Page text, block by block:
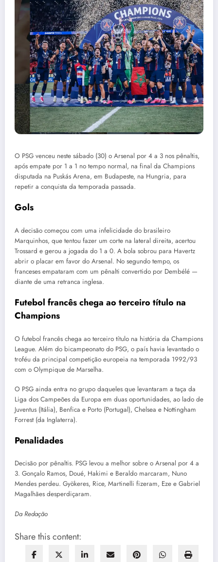
O PSG venceu neste sábado (30) o Arsenal por 4 a 3 nos pênaltis,
após empate por 1 a 1 no tempo normal, na final da Champions
disputada na Puskás Arena, em Budapeste, na Hungria, para
repetir a conquista da temporada passada.
Gols
A decisão começou com uma infelicidade do brasileiro
Marquinhos, que tentou fazer um corte na lateral direita, acertou
Trossard e gerou a jogada do 1 a 0. A bola sobrou para Havertz
abrir o placar em favor do Arsenal. No segundo tempo, os
franceses empataram com um pênalti convertido por Dembélé —
diante de uma retranca inglesa.
Futebol francês chega ao terceiro título na
Champions
O futebol francês chega ao terceiro título na história da Champions
League. Além do bicampeonato do PSG, o país havia levantado o
troféu da principal competição europeia na temporada 1992/93
com o Olympique de Marselha.
O PSG ainda entra no grupo daqueles que levantaram a taça da
Liga dos Campeões da Europa em duas oportunidades, ao lado de
Juventus (Itália), Benfica e Porto (Portugal), Chelsea e Nottingham
Forrest (da Inglaterra).
Penalidades
Decisão por pênaltis. PSG levou a melhor sobre o Arsenal por 4 a
3. Gonçalo Ramos, Doué, Hakimi e Beraldo marcaram, Nuno
Mendes perdeu. Gyökeres, Rice, Martinelli fizeram, Eze e Gabriel
Magalhães desperdiçaram.
Da Redação
Share this content: